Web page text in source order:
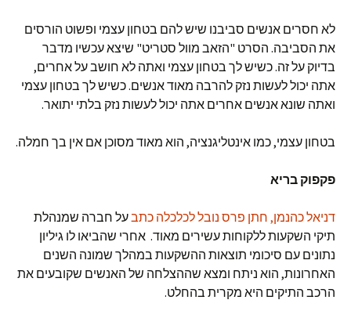
לא חסרים אנשים סביבנו שיש להם בטחון עצמי ופשוט הורסים
את הסביבה. הסרט "הזאב מוול סטריט" שיצא עכשיו מדבר
בדיוק על זה. כשיש לך בטחון עצמי ואתה לא חושב על אחרים,
אתה יכול לעשות נזק להרבה מאוד אנשים. כשיש לך בטחון עצמי
ואתה שונא אנשים אחרים אתה יכול לעשות נזק בלתי יתואר.
בטחון עצמי, כמו אינטליגנציה, הוא מאוד מסוכן אם אין בך חמלה.
פקפוק בריא
דניאל כהנמן, חתן פרס נובל לכלכלה כתבעל חברה שמנהלת
תיקי השקעות ללקוחות עשירים מאוד. אחרי שהביאו לו גיליון
נתונים עם סיכומי תוצאות ההשקעות במהלך שמונה השנים
האחרונות, הוא ניתח ומצא שההצלחה של האנשים שקובעים את
הרכב התיקים היא מקרית בהחלט.